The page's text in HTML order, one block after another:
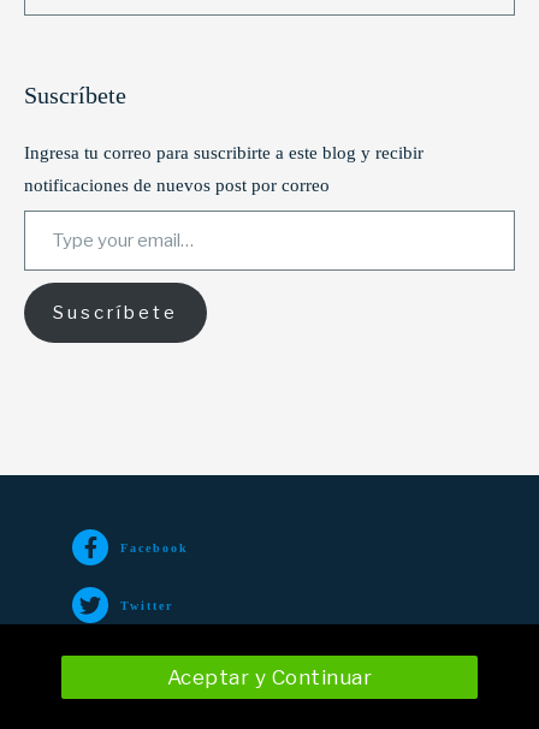
Suscríbete
Ingresa tu correo para suscribirte a este blog y recibir
notificaciones de nuevos post por correo
Type your email…
Suscríbete
Facebook
Twitter
Aceptar y Continuar